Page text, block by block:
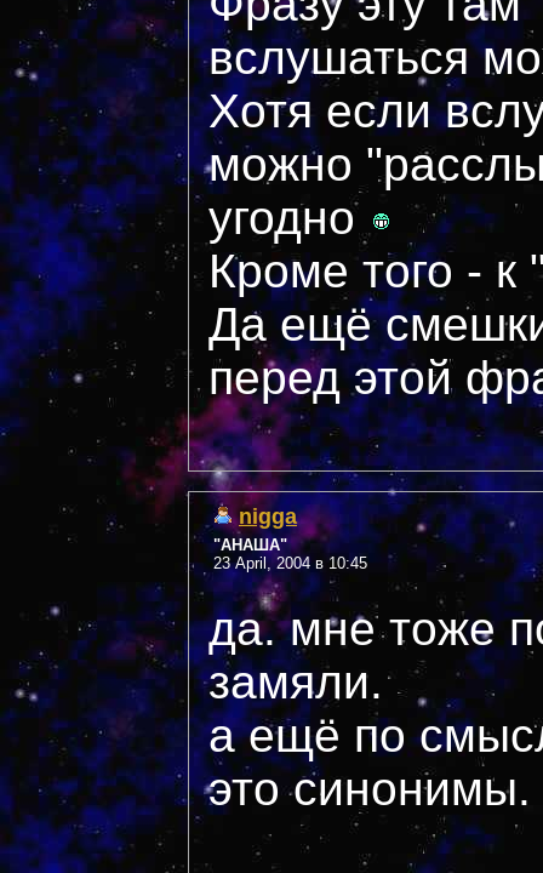
вслушаться
Хотя если
можно
угодно
Кроме того - к
Да ещё
перед этой
nigga
"АНАША"
23 April, 2004 в 10:45
да. мне тоже
замяли.
а ещё по
это синонимы.